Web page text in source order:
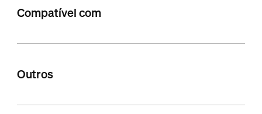
Compatível com
Outros